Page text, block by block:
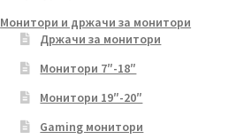
Монитори и држачи за монитори
Држачи за монитори
Монитори 7″-18″
Монитори 19″-20″
Gaming монитори